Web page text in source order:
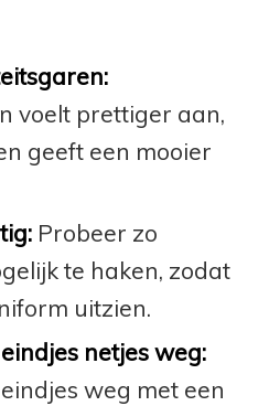
voelt prettiger aan,
geeft een mooier
Probeer zo
te haken, zodat
uitzien.
netjes weg:
weg met een